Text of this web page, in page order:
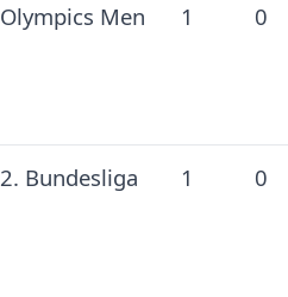
Olympics Men 1 0
2. Bundesliga 1 0